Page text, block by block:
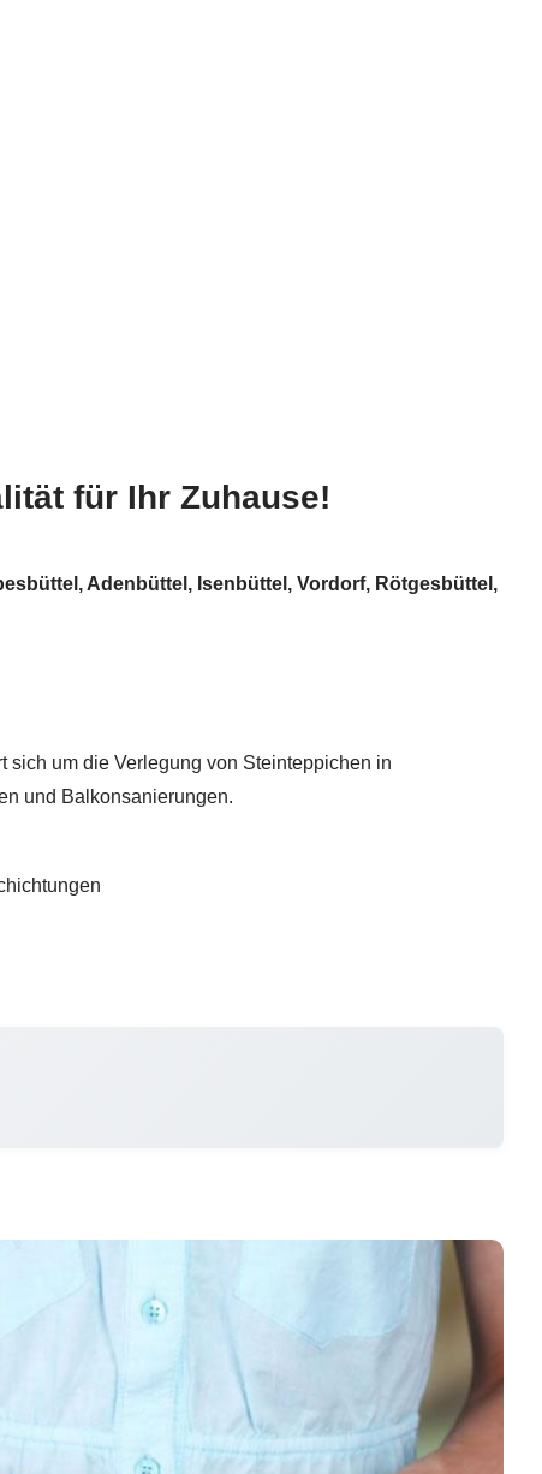
für Ihr Zuhause!
Adenbüttel, Isenbüttel, Vordorf, Rötgesbüttel,
sich um die Verlegung von Steinteppichen in
und Balkonsanierungen.